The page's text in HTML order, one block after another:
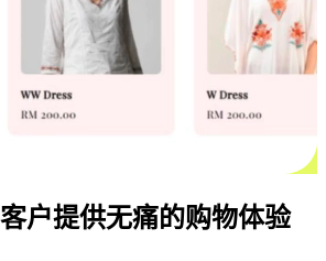
户提供无痛的购物体验